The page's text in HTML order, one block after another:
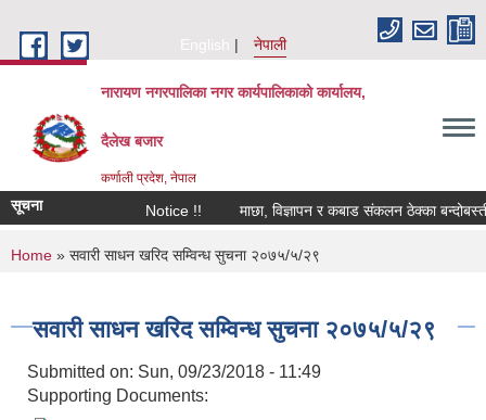
English
नेपाली
नारायण नगरपालिका नगर कार्यपालिकाको कार्यालय,
दैलेख बजार
कर्णाली प्रदेश, नेपाल
सूचना Notice !! माछा, विज्ञापन र कबाड संकलन ठेक्का बन्दोबस्ती
You are here
Home » सवारी साधन खरिद सम्विन्ध सुचना २०७५/५/२९
सवारी साधन खरिद सम्विन्ध सुचना २०७५/५/२९
Submitted on: Sun, 09/23/2018 - 11:49
Supporting Documents: